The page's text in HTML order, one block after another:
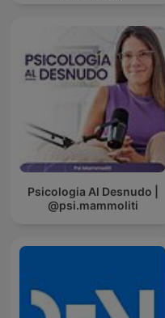
Psicologia Al Desnudo |
@psi.mammoliti